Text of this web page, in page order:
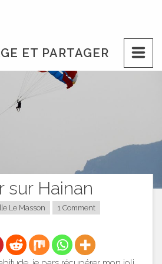
ET PARTAGER
sur Hainan
Le Masson 1 Comment